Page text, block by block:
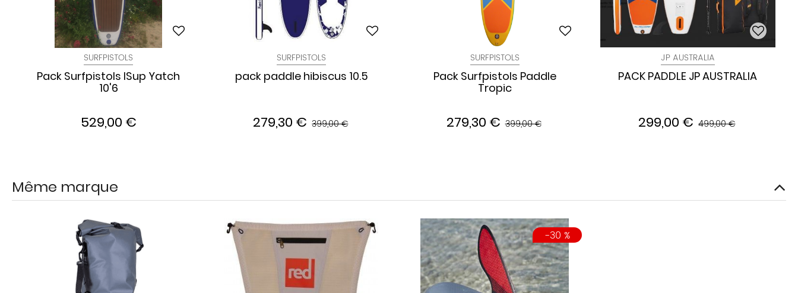
SURFPISTOLS
Pack Surfpistols ISup Yatch
10'6
529,00 €
SURFPISTOLS
pack paddle hibiscus 10.5
279,30 € 399,00 €
SURFPISTOLS
Pack Surfpistols Paddle
Tropic
279,30 € 399,00 €
JP AUSTRALIA
PACK PADDLE JP AUSTRALIA
299,00 € 499,00 €
Même marque
-30 %